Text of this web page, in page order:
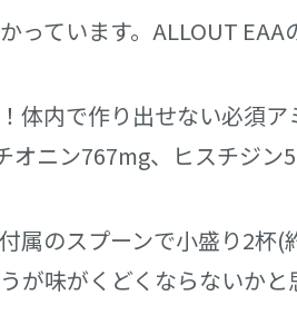
っています。ALLOUT
体内で作り出せない必須
オニン767mg、ヒスチジン
属のスプーンで小盛り2杯
が味がくどくならないかと